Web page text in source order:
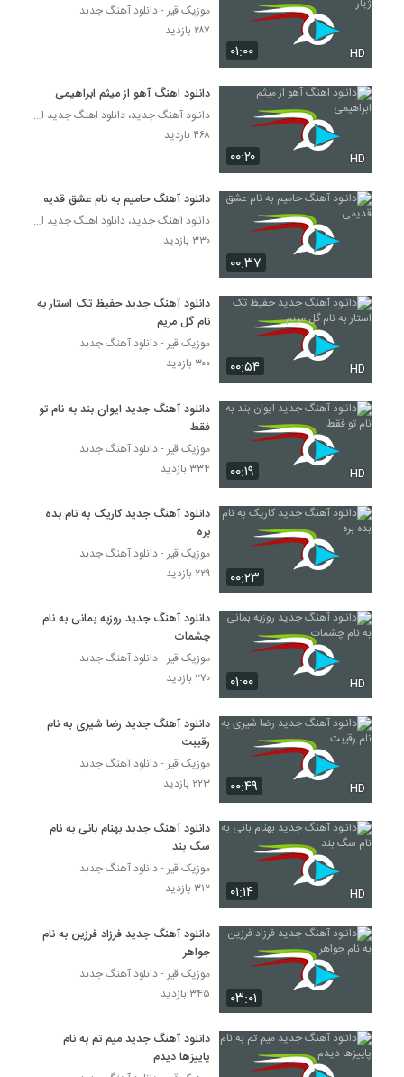
۰۱:۰۰ HD
موزیک قیر - دانلود آهنگ جدبد
۲۸۷ بازدید
۰۰:۲۰ HD
دانلود اهنگ آهو از میثم ابراهیمی
دانلود آهنگ جدید، دانلود اهنگ جدید ایرانی
۴۶۸ بازدید
۰۰:۳۷
دانلود آهنگ حامیم به نام عشق قدیمی
دانلود آهنگ جدید، دانلود اهنگ جدید ایرانی
۳۳۰ بازدید
۰۰:۵۴ HD
دانلود آهنگ جدید حفیظ تک استار به
نام گل مریم
موزیک قیر - دانلود آهنگ جدبد
۳۰۰ بازدید
۰۰:۱۹ HD
دانلود آهنگ جدید ایوان بند به نام تو
فقط
موزیک قیر - دانلود آهنگ جدبد
۳۳۴ بازدید
۰۰:۲۳
دانلود آهنگ جدید کاریک به نام بده
بره
موزیک قیر - دانلود آهنگ جدبد
۲۲۹ بازدید
۰۱:۰۰ HD
دانلود آهنگ جدید روزبه بمانی به نام
چشمات
موزیک قیر - دانلود آهنگ جدبد
۲۷۰ بازدید
۰۰:۴۹ HD
دانلود آهنگ جدید رضا شیری به نام
رقیبت
موزیک قیر - دانلود آهنگ جدبد
۲۲۳ بازدید
۰۱:۱۴ HD
دانلود آهنگ جدید بهنام بانی به نام
سگ بند
موزیک قیر - دانلود آهنگ جدبد
۳۱۲ بازدید
۰۳:۰۱
دانلود آهنگ جدید فرزاد فرزین به نام
جواهر
موزیک قیر - دانلود آهنگ جدبد
۳۴۵ بازدید
دانلود آهنگ جدید میم تم به نام
پاییزها دیدم